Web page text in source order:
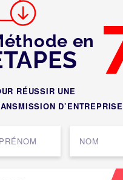
en
RÉUSSIR UNE
D’ENTREPRISE